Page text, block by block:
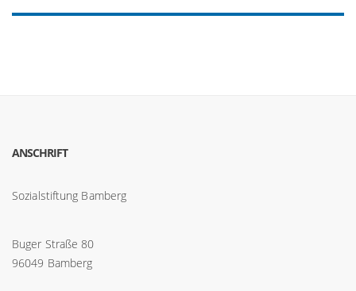
ANSCHRIFT
Sozialstiftung Bamberg
Buger Straße 80
96049 Bamberg